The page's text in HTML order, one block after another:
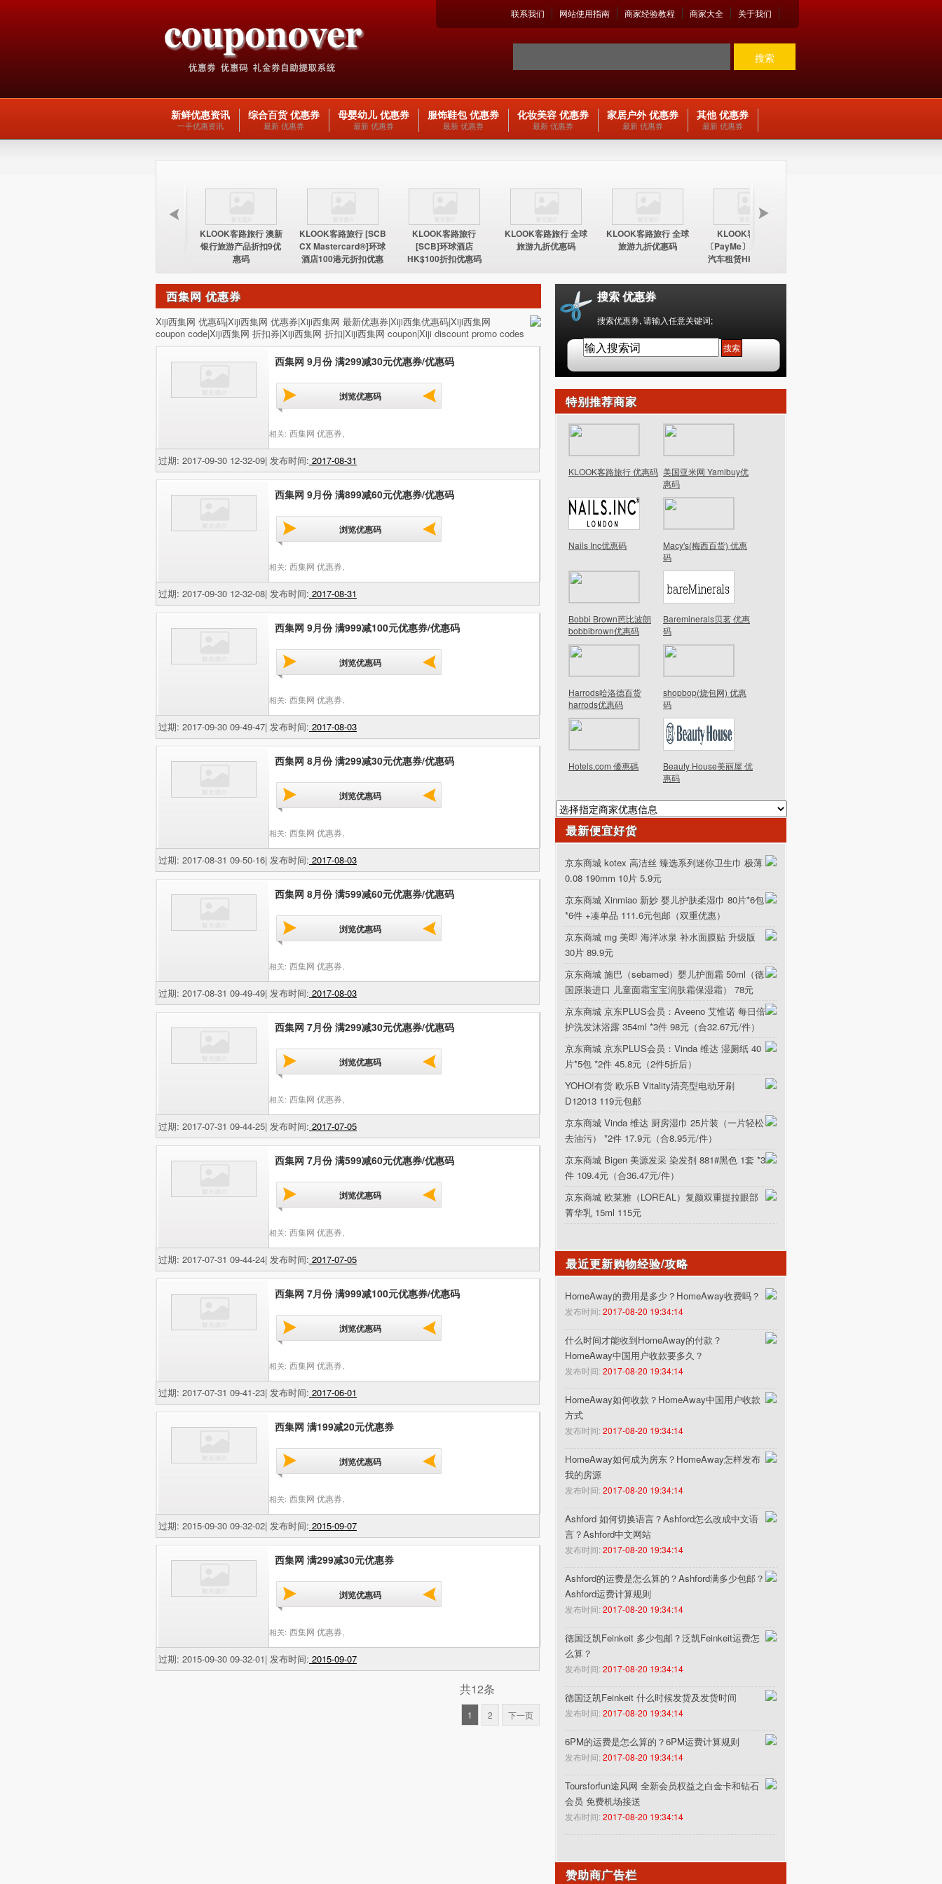
关于我们
商家大全
商家经验教程
网站使用指南
联系我们
搜索
新鲜优惠资讯
一手优惠资讯
综合百货 优惠券
最新 优惠券
母婴幼儿 优惠券
最新 优惠券
服饰鞋包 优惠券
最新 优惠券
化妆美容 优惠券
最新 优惠券
家居户外 优惠券
最新 优惠券
其他 优惠券
最新 优惠券
KLOOK客路旅行 澳新
银行旅游产品折扣9优
惠码
KLOOK客路旅行 [SCB
CX Mastercard®]环球
酒店100港元折扣优惠
码
KLOOK客路旅行
[SCB]环球酒店
HK$100折扣优惠码
KLOOK客路旅行 全球
旅游九折优惠码
KLOOK客路旅行 全球
旅游九折优惠码
KLOOK客路旅行
〔PayMe〕环球酒店及
汽车租赁HK$100折扣
优惠码
西集网 优惠券
Xiji西集网 优惠码|Xiji西集网 优惠券|Xiji西集网 最新优惠券|Xiji西集优惠码|Xiji西集网
coupon code|Xiji西集网 折扣券|Xiji西集网 折扣|Xiji西集网 coupon|Xiji discount promo codes
西集网 9月份 满299减30元优惠券/优惠码
浏览优惠码
相关: 西集网 优惠券
过期: 2017-09-30 12-32-09| 发布时间: 2017-08-31
西集网 9月份 满899减60元优惠券/优惠码
浏览优惠码
相关: 西集网 优惠券
过期: 2017-09-30 12-32-08| 发布时间: 2017-08-31
西集网 9月份 满999减100元优惠券/优惠码
浏览优惠码
相关: 西集网 优惠券
过期: 2017-09-30 09-49-47| 发布时间: 2017-08-03
西集网 8月份 满299减30元优惠券/优惠码
浏览优惠码
相关: 西集网 优惠券
过期: 2017-08-31 09-50-16| 发布时间: 2017-08-03
西集网 8月份 满599减60元优惠券/优惠码
浏览优惠码
相关: 西集网 优惠券
过期: 2017-08-31 09-49-49| 发布时间: 2017-08-03
西集网 7月份 满299减30元优惠券/优惠码
浏览优惠码
相关: 西集网 优惠券
过期: 2017-07-31 09-44-25| 发布时间: 2017-07-05
西集网 7月份 满599减60元优惠券/优惠码
浏览优惠码
相关: 西集网 优惠券
过期: 2017-07-31 09-44-24| 发布时间: 2017-07-05
西集网 7月份 满999减100元优惠券/优惠码
浏览优惠码
相关: 西集网 优惠券
过期: 2017-07-31 09-41-23| 发布时间: 2017-06-01
西集网 满199减20元优惠券
浏览优惠码
相关: 西集网 优惠券
过期: 2015-09-30 09-32-02| 发布时间: 2015-09-07
西集网 满299减30元优惠券
浏览优惠码
相关: 西集网 优惠券
过期: 2015-09-30 09-32-01| 发布时间: 2015-09-07
共12条
1 2 下一页
搜索 优惠券
搜索优惠券, 请输入任意关键词;
特别推荐商家
KLOOK客路旅行 优惠码 美国亚米网 Yamibuy优
惠码
Nails Inc优惠码
Macy's(梅西百货) 优惠
码
Bobbi Brown芭比波朗
bobbibrown优惠码
Bareminerals贝茗 优惠
码
Harrods哈洛德百货
harrods优惠码
shopbop(烧包网) 优惠
码
Hotels.com 優惠碼
Beauty House美丽屋 优
惠码
最新便宜好货
京东商城 kotex 高洁丝 臻选系列迷你卫生巾 极薄
0.08 190mm 10片 5.9元
京东商城 Xinmiao 新妙 婴儿护肤柔湿巾 80片*6包
*6件 +凑单品 111.6元包邮（双重优惠）
京东商城 mg 美即 海洋冰泉 补水面膜贴 升级版
30片 89.9元
京东商城 施巴（sebamed）婴儿护面霜 50ml（德
国原装进口 儿童面霜宝宝润肤霜保湿霜） 78元
京东商城 京东PLUS会员：Aveeno 艾惟诺 每日倍
护洗发沐浴露 354ml *3件 98元（合32.67元/件）
京东商城 京东PLUS会员：Vinda 维达 湿厕纸 40
片*5包 *2件 45.8元（2件5折后）
YOHO!有货 欧乐B Vitality清亮型电动牙刷
D12013 119元包邮
京东商城 Vinda 维达 厨房湿巾 25片装（一片轻松
去油污） *2件 17.9元（合8.95元/件）
京东商城 Bigen 美源发采 染发剂 881#黑色 1套 *3
件 109.4元（合36.47元/件）
京东商城 欧莱雅（LOREAL）复颜双重提拉眼部
菁华乳 15ml 115元
最近更新购物经验/攻略
HomeAway的费用是多少？HomeAway收费吗？
发布时间: 2017-08-20 19:34:14
什么时间才能收到HomeAway的付款？
HomeAway中国用户收款要多久？
发布时间: 2017-08-20 19:34:14
HomeAway如何收款？HomeAway中国用户收款
方式
发布时间: 2017-08-20 19:34:14
HomeAway如何成为房东？HomeAway怎样发布
我的房源
发布时间: 2017-08-20 19:34:14
Ashford 如何切换语言？Ashford怎么改成中文语
言？Ashford中文网站
发布时间: 2017-08-20 19:34:14
Ashford的运费是怎么算的？Ashford满多少包邮？
Ashford运费计算规则
发布时间: 2017-08-20 19:34:14
德国泛凯Feinkeit 多少包邮？泛凯Feinkeit运费怎
么算？
发布时间: 2017-08-20 19:34:14
德国泛凯Feinkeit 什么时候发货及发货时间
发布时间: 2017-08-20 19:34:14
6PM的运费是怎么算的？6PM运费计算规则
发布时间: 2017-08-20 19:34:14
Toursforfun途风网 全新会员权益之白金卡和钻石
会员 免费机场接送
发布时间: 2017-08-20 19:34:14
赞助商广告栏